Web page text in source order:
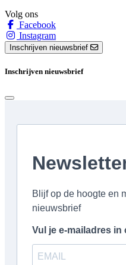
Volg ons
Facebook
Instagram
Inschrijven nieuwsbrief
Inschrijven nieuwsbrief